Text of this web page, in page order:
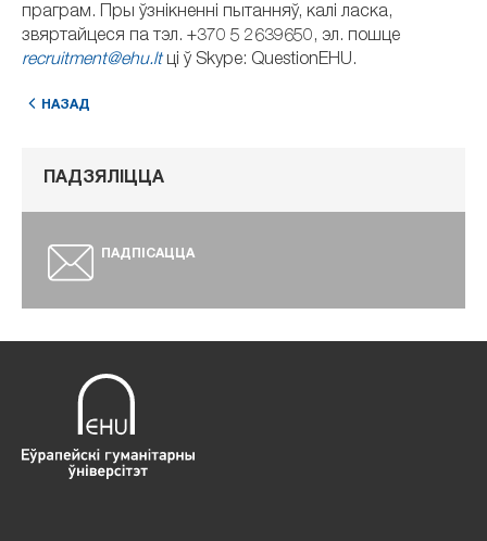
праграм. Пры ўзнікненні пытанняў, калі ласка,
звяртайцеся па тэл. +370 5 2639650, эл. пошце
recruitment@ehu.ltці ў Skype: QuestionEHU.
НАЗАД
ПАДЗЯЛІЦЦА
ПАДПІСАЦЦА